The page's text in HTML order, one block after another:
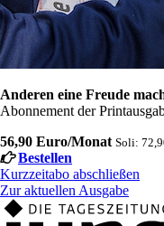
Anderen eine Freude
Abonnement der
56,90 Euro/Monat Soli:
Bestellen
Kurzzeitabo abschließen
Zur aktuellen Ausgabe